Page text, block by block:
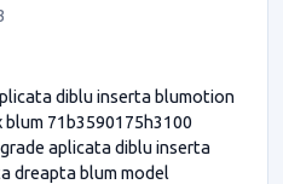
diblu inserta blumotion
71b3590175h3100
aplicata diblu inserta
dreapta blum model